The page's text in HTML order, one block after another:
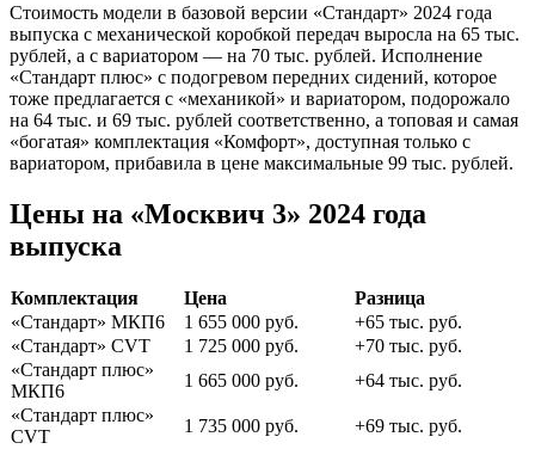
Стоимость модели в базовой версии «Стандарт» 2024 года
выпуска с механической коробкой передач выросла на 65 тыс.
рублей, а с вариатором — на 70 тыс. рублей. Исполнение
«Стандарт плюс» с подогревом передних сидений, которое
тоже предлагается с «механикой» и вариатором, подорожало
на 64 тыс. и 69 тыс. рублей соответственно, а топовая и самая
«богатая» комплектация «Комфорт», доступная только с
вариатором, прибавила в цене максимальные 99 тыс. рублей.
Цены на «Москвич 3» 2024 года
выпуска
Комплектация Цена
Разница
«Стандарт» МКП6
1 655 000 руб.
+65 тыс. руб.
«Стандарт» CVT
1 725 000 руб.
+70 тыс. руб.
«Стандарт плюс»
МКП6
1 665 000 руб.
+64 тыс. руб.
«Стандарт плюс»
CVT
1 735 000 руб.
+69 тыс. руб.